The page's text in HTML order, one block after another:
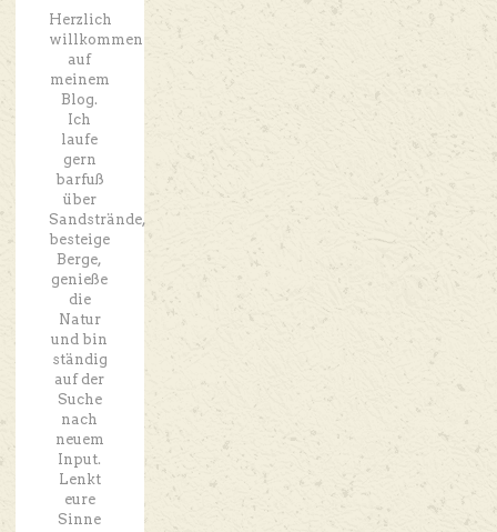
Herzlich
willkommen
auf
meinem
Blog.
Ich
laufe
gern
barfuß
über
Sandstrände,
besteige
Berge,
genieße
die
Natur
und bin
ständig
auf der
Suche
nach
neuem
Input.
Lenkt
eure
Sinne